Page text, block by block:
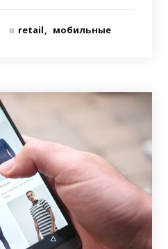
в retail мобильные